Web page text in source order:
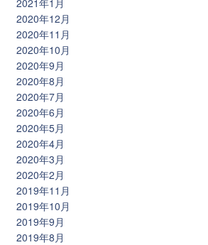
2021年1月
2020年12月
2020年11月
2020年10月
2020年9月
2020年8月
2020年7月
2020年6月
2020年5月
2020年4月
2020年3月
2020年2月
2019年11月
2019年10月
2019年9月
2019年8月